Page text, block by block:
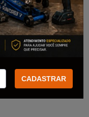
CADASTRAR